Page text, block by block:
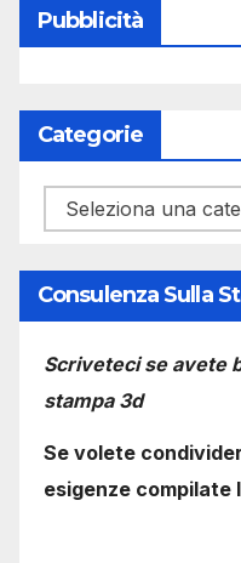
Pubblicità
Categorie
Categorie
Consulenza Sulla
Scriveteci se avete
stampa 3d
Se volete
esigenze compilate